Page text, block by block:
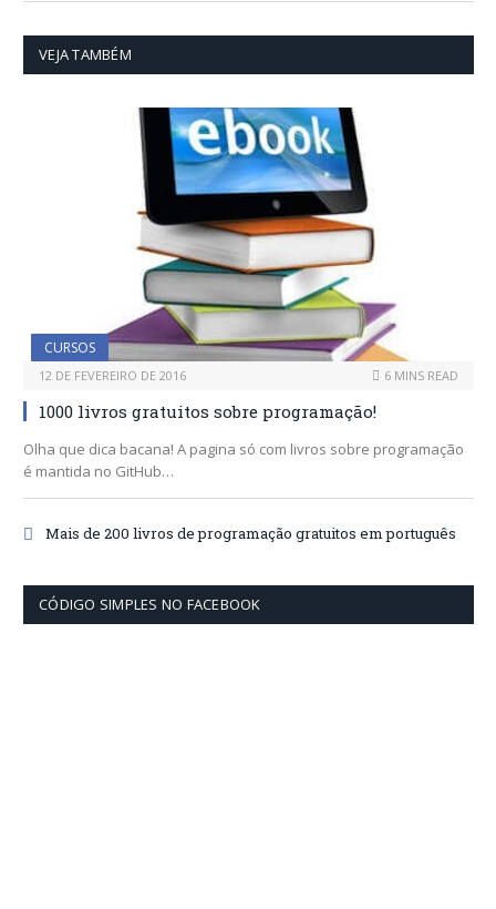
VEJA TAMBÉM
CURSOS
12 DE FEVEREIRO DE 2016 6 MINS READ
1000 livros gratuitos sobre programação!
Olha que dica bacana! A pagina só com livros sobre programação
é mantida no GitHub…
Mais de 200 livros de programação gratuitos em português
CÓDIGO SIMPLES NO FACEBOOK